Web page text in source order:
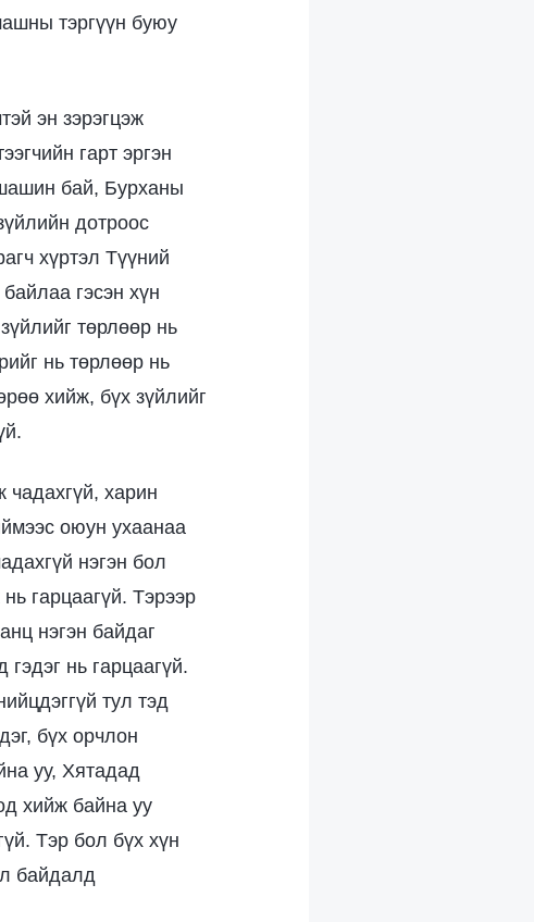
тэргүүн буюу
эн зэрэгцэж
гарт эргэн
бай, Бурханы
дотроос
хүртэл Түүний
гэсэн хүн
төрлөөр нь
нь төрлөөр нь
хийж, бүх зүйлийг
чадахгүй, харин
оюун ухаанаа
нэгэн бол
гарцаагүй. Тэрээр
нэгэн байдаг
нь гарцаагүй.
тул тэд
бүх орчлон
уу, Хятадад
хийж байна уу
Тэр бол бүх хүн
байдалд